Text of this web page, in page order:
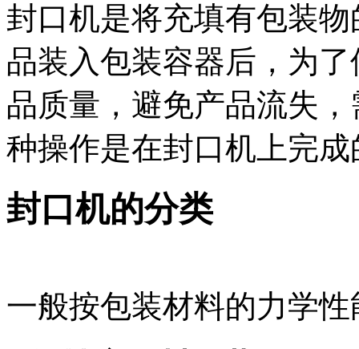
封口机是将充填有包装
品装入包装容器后，为
品质量，避免产品流失
种操作是在封口机上完成
封口机的分类
一般按包装材料的力学